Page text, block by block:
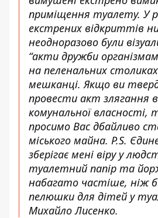
приміщення туалету. У
екстрених відкриттів
неодноразово були
“акти дружби
на пеленальних
мешканці. Якщо ви
провести акт злягання в
комунальної власності,
просимо Вас дбайливо
міського майна. P.S.
зберігає мені віру у
туалетний папір та
набагато частіше, ніж
пелюшки для дітей у
Михайло Лисенко.